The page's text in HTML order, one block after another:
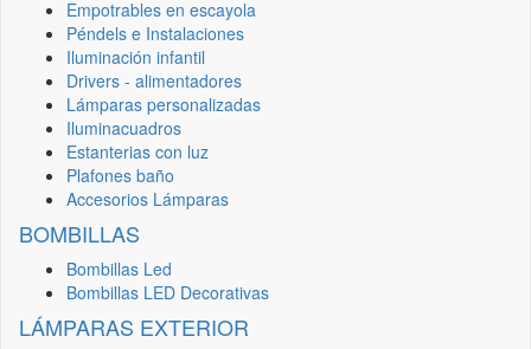
Empotrables en escayola
Péndels e Instalaciones
Iluminación infantil
Drivers - alimentadores
Lámparas personalizadas
Iluminacuadros
Estanterias con luz
Plafones baño
Accesorios Lámparas
BOMBILLAS
Bombillas Led
Bombillas LED Decorativas
LÁMPARAS EXTERIOR